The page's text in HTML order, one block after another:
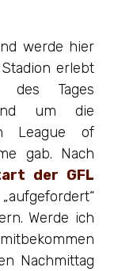
werde hier
erlebt
Tages
um die
League of
gab. Nach
der GFL
Werde ich
Nachmittag